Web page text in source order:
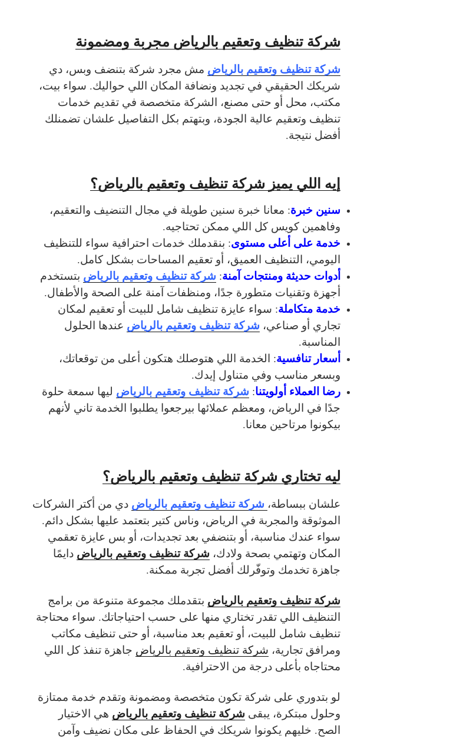
شركة تنظيف وتعقيم بالرياض مجربة ومضمونة
شركة تنظيف وتعقيم بالرياض مش مجرد شركة بتنضف وبس، دي
شريكك الحقيقي في تجديد ونضافة المكان اللي حواليك. سواء بيت،
مكتب، محل أو حتى مصنع، الشركة متخصصة في تقديم خدمات
تنظيف وتعقيم عالية الجودة، وبتهتم بكل التفاصيل علشان تضمنلك
أفضل نتيجة.
إيه اللي يميز شركة تنظيف وتعقيم بالرياض؟
سنين خبرة: معانا خبرة سنين طويلة في مجال التنضيف والتعقيم،
وفاهمين كويس كل اللي ممكن تحتاجيه.
خدمة على أعلى مستوى: بنقدملك خدمات احترافية سواء للتنظيف
اليومي، التنظيف العميق، أو تعقيم المساحات بشكل كامل.
أدوات حديثة ومنتجات آمنة: شركة تنظيف وتعقيم بالرياض بتستخدم
أجهزة وتقنيات متطورة جدًا، ومنظفات آمنة على الصحة والأطفال.
خدمة متكاملة: سواء عايزة تنظيف شامل للبيت أو تعقيم لمكان
تجاري أو صناعي، شركة تنظيف وتعقيم بالرياض عندها الحلول
المناسبة.
أسعار تنافسية: الخدمة اللي هتوصلك هتكون أعلى من توقعاتك،
وبسعر مناسب وفي متناول إيدك.
رضا العملاء أولويتنا: شركة تنظيف وتعقيم بالرياض ليها سمعة حلوة
جدًا في الرياض، ومعظم عملائها بيرجعوا يطلبوا الخدمة تاني لأنهم
بيكونوا مرتاحين معانا.
ليه تختاري شركة تنظيف وتعقيم بالرياض؟
علشان ببساطة، شركة تنظيف وتعقيم بالرياض دي من أكتر الشركات
الموثوقة والمجربة في الرياض، وناس كتير بتعتمد عليها بشكل دائم.
سواء عندك مناسبة، أو بتنضفي بعد تجديدات، أو بس عايزة تعقمي
المكان وتهتمي بصحة ولادك، شركة تنظيف وتعقيم بالرياض دايمًا
جاهزة تخدمك وتوفّرلك أفضل تجربة ممكنة.
شركة تنظيف وتعقيم بالرياض بتقدملك مجموعة متنوعة من برامج
التنظيف اللي تقدر تختاري منها على حسب احتياجاتك. سواء محتاجة
تنظيف شامل للبيت، أو تعقيم بعد مناسبة، أو حتى تنظيف مكاتب
ومرافق تجارية، شركة تنظيف وتعقيم بالرياض جاهزة تنفذ كل اللي
محتاجاه بأعلى درجة من الاحترافية.
لو بتدوري على شركة تكون متخصصة ومضمونة وتقدم خدمة ممتازة
وحلول مبتكرة، يبقى شركة تنظيف وتعقيم بالرياض هي الاختيار
الصح. خليهم يكونوا شريكك في الحفاظ على مكان نضيف وآمن